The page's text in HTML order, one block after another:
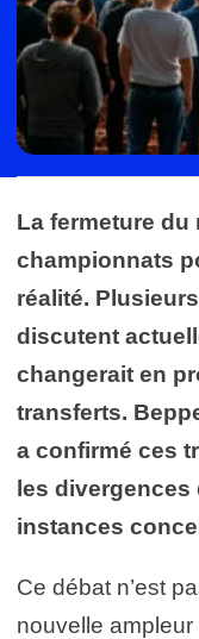
La fermeture du
championnats
réalité.
discutent
changerait en
transferts.
a confirmé ces
les
instances
Ce débat n’est
nouvelle